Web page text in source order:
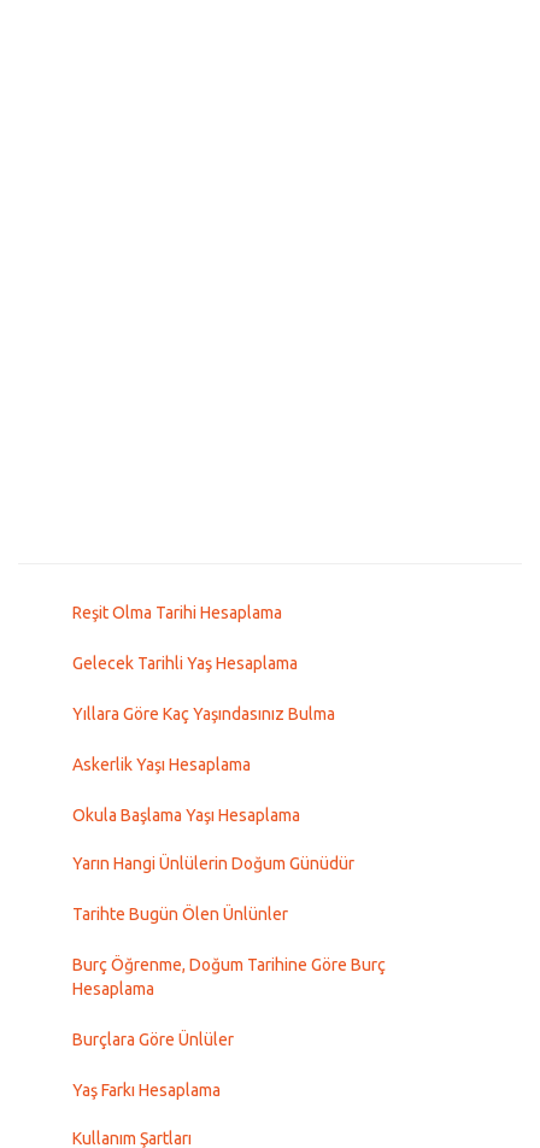
Reşit Olma Tarihi Hesaplama
Gelecek Tarihli Yaş Hesaplama
Yıllara Göre Kaç Yaşındasınız Bulma
Askerlik Yaşı Hesaplama
Okula Başlama Yaşı Hesaplama
Yarın Hangi Ünlülerin Doğum Günüdür
Tarihte Bugün Ölen Ünlünler
Burç Öğrenme, Doğum Tarihine Göre Burç
Hesaplama
Burçlara Göre Ünlüler
Yaş Farkı Hesaplama
Kullanım Şartları